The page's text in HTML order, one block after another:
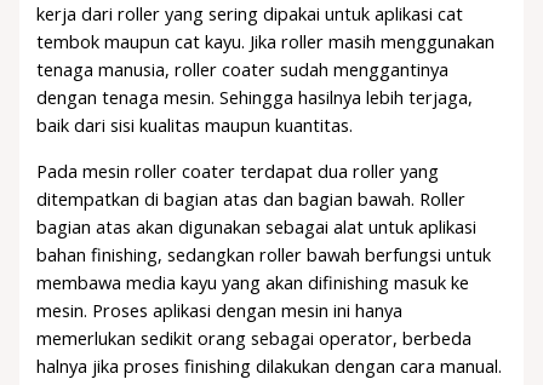
kerja dari roller yang sering dipakai untuk aplikasi cat
tembok maupun cat kayu. Jika roller masih menggunakan
tenaga manusia, roller coater sudah menggantinya
dengan tenaga mesin. Sehingga hasilnya lebih terjaga,
baik dari sisi kualitas maupun kuantitas.
Pada mesin roller coater terdapat dua roller yang
ditempatkan di bagian atas dan bagian bawah. Roller
bagian atas akan digunakan sebagai alat untuk aplikasi
bahan finishing, sedangkan roller bawah berfungsi untuk
membawa media kayu yang akan difinishing masuk ke
mesin. Proses aplikasi dengan mesin ini hanya
memerlukan sedikit orang sebagai operator, berbeda
halnya jika proses finishing dilakukan dengan cara manual.